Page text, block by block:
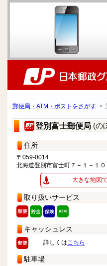
郵便局・ATM・ポストをさがす >
登別富士郵便局 (の
住所
〒059-0014
北海道登別市富士町７－１－１０
大きな地図
取り扱いサービス
キャッシュレス
詳しくはこちら
駐車場